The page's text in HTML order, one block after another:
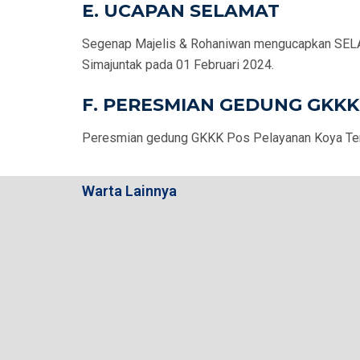
E. UCAPAN SELAMAT
Segenap Majelis & Rohaniwan mengucapkan
Simajuntak pada 01 Februari 2024.
F. PERESMIAN GEDUNG
Peresmian gedung GKKK Pos Pelayanan Koya
Warta Lainnya